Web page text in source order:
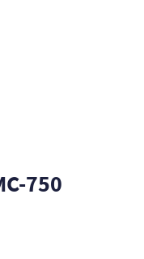
750